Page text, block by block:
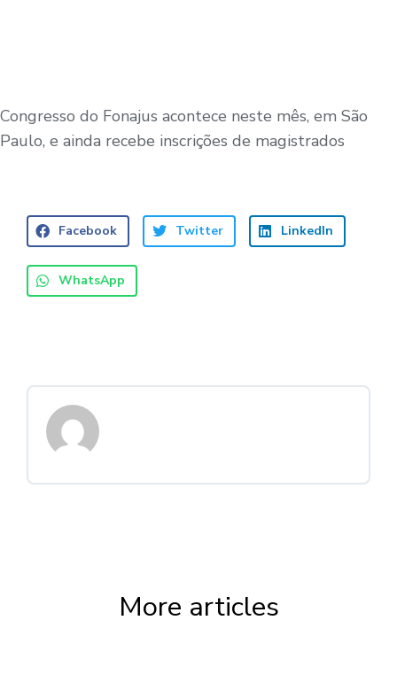
Congresso do Fonajus acontece neste mês, em São
Paulo, e ainda recebe inscrições de magistrados
Facebook Twitter LinkedIn
WhatsApp
More articles